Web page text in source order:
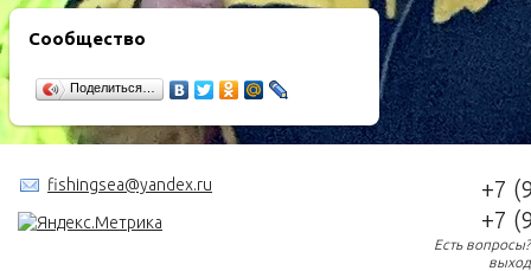
Сообщество
Поделиться…
fishingsea@yandex.ru
+7
+7
Есть